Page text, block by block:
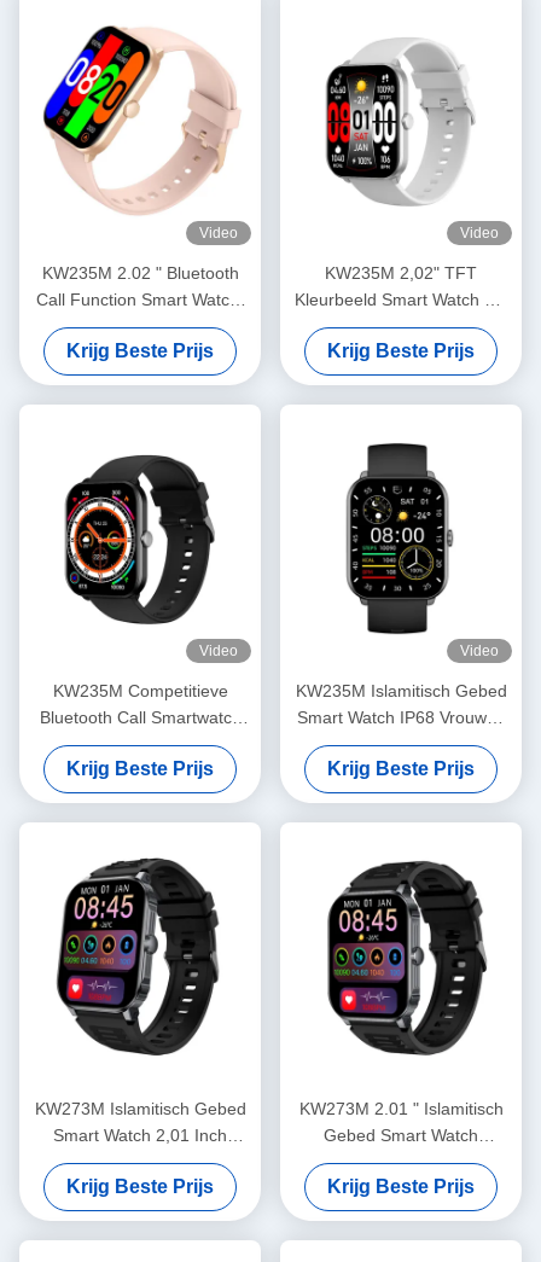
Video
KW235M 2.02 " Bluetooth
Call Function Smart Watch,
Smart Fitness Watch met
hartslagmeter
Krijg Beste Prijs
Video
KW235M 2,02" TFT
Kleurbeeld Smart Watch Wit
Kleur Waterdicht IP68
Smartwatch
Krijg Beste Prijs
Video
KW235M Competitieve
Bluetooth Call Smartwatch
2,02 inch IP68 Sport
Gezondheid Smartwatch
Krijg Beste Prijs
Video
KW235M Islamitisch Gebed
Smart Watch IP68 Vrouwen
Mode Smart Watch
Bluetooth-oproep
Krijg Beste Prijs
KW273M Islamitisch Gebed
Smart Watch 2,01 Inch
Smartwatch Met Bluetooth
Bel
Krijg Beste Prijs
KW273M 2.01 " Islamitisch
Gebed Smart Watch
Bluetooth Call / Sleep
Monitor Smartwatch
Waterdicht
Krijg Beste Prijs